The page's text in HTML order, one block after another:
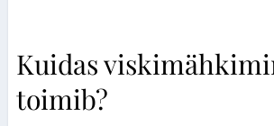
Kuidas
toimib?